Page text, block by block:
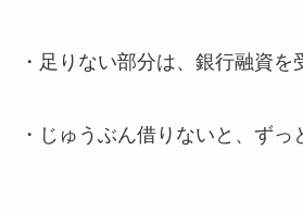
・足りない部分は、銀行融資を
・じゅうぶん借りないと、ずっ